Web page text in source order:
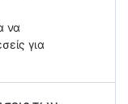
να
για